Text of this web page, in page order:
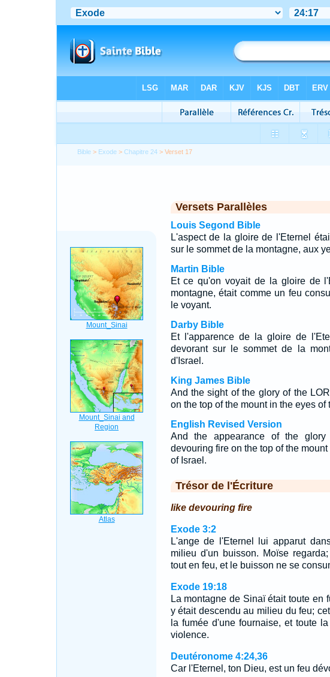
Bible > Exode >Chapitre 24 > Verset 17
Versets Parallèles
Louis Segond Bible
L'aspect de la gloire de l'Eternel
sur le sommet de la montagne, aux
Martin Bible
Et ce qu'on voyait de la gloire de
montagne, était comme un feu
le voyant.
Darby Bible
Et l'apparence de la gloire de
devorant sur le sommet de la
d'Israel.
King James Bible
And the sight of the glory of the
on the top of the mount in the eyes of
English Revised Version
And the appearance of the
devouring fire on the top of the
of Israel.
Trésor de l'Écriture
like devouring fire
Exode 3:2
L'ange de l'Eternel lui apparut
milieu d'un buisson. Moïse
tout en feu, et le buisson ne se
Exode 19:18
La montagne de Sinaï était toute en
y était descendu au milieu du feu;
la fumée d'une fournaise, et toute
violence.
Deutéronome 4:24,36
Car l'Eternel, ton Dieu, est un feu